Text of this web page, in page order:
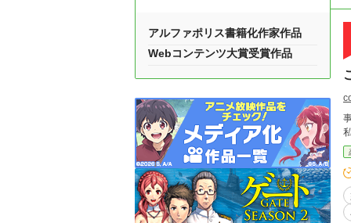
アルファポリス書籍化作家作品
Webコンテンツ大賞受賞作品